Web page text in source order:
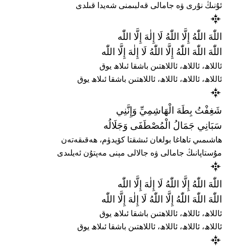
ئۇنىڭ نۇرى ۋە جامالى قەلبىمنى شەيدا قىلدى
اللّٰهَ اللّٰهُ إِلَّا اللّٰهُ لَا إِلٰهَ إِلَّا اللّٰه
اللّٰهَ اللّٰهَ اللّٰهُ إِلَّا اللّٰهُ لَا إِلٰهَ إِلَّا اللّٰه
ئاللاھ، ئاللاھ، ئاللاھتىن باشقا ئىلاھ يوق
ئاللاھ، ئاللاھ، ئاللاھ، ئاللاھتىن باشقا ئىلاھ يوق
شَغِفْتُ بِطَهَ الْهَاشِمِيِّ وَإِنَّنِي
سَبَانِي جَمَالُ الْمُصْطَفَى وَجَلَالُه
ھاشىمىي تاھاغا بولغان ئىشقتا كۆيدۈم، ھەقىقەتەن
مۇستاپانىڭ جامالى ۋە جالالى مېنى مەپتۇن ئەيلىدى
اللّٰهَ اللّٰهُ إِلَّا اللّٰهُ لَا إِلٰهَ إِلَّا اللّٰه
اللّٰهَ اللّٰهَ اللّٰهُ إِلَّا اللّٰهُ لَا إِلٰهَ إِلَّا اللّٰه
ئاللاھ، ئاللاھ، ئاللاھتىن باشقا ئىلاھ يوق
ئاللاھ، ئاللاھ، ئاللاھ، ئاللاھتىن باشقا ئىلاھ يوق